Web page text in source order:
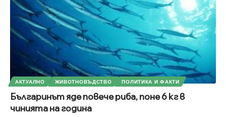
АКТУАЛНО ЖИВОТНОВЪДСТВО ПОЛИТИКА И ФАКТИ
Българинът яде повече риба, поне 6 кг в
чинията на година